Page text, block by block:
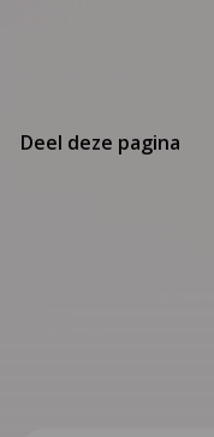
Deel deze pagina